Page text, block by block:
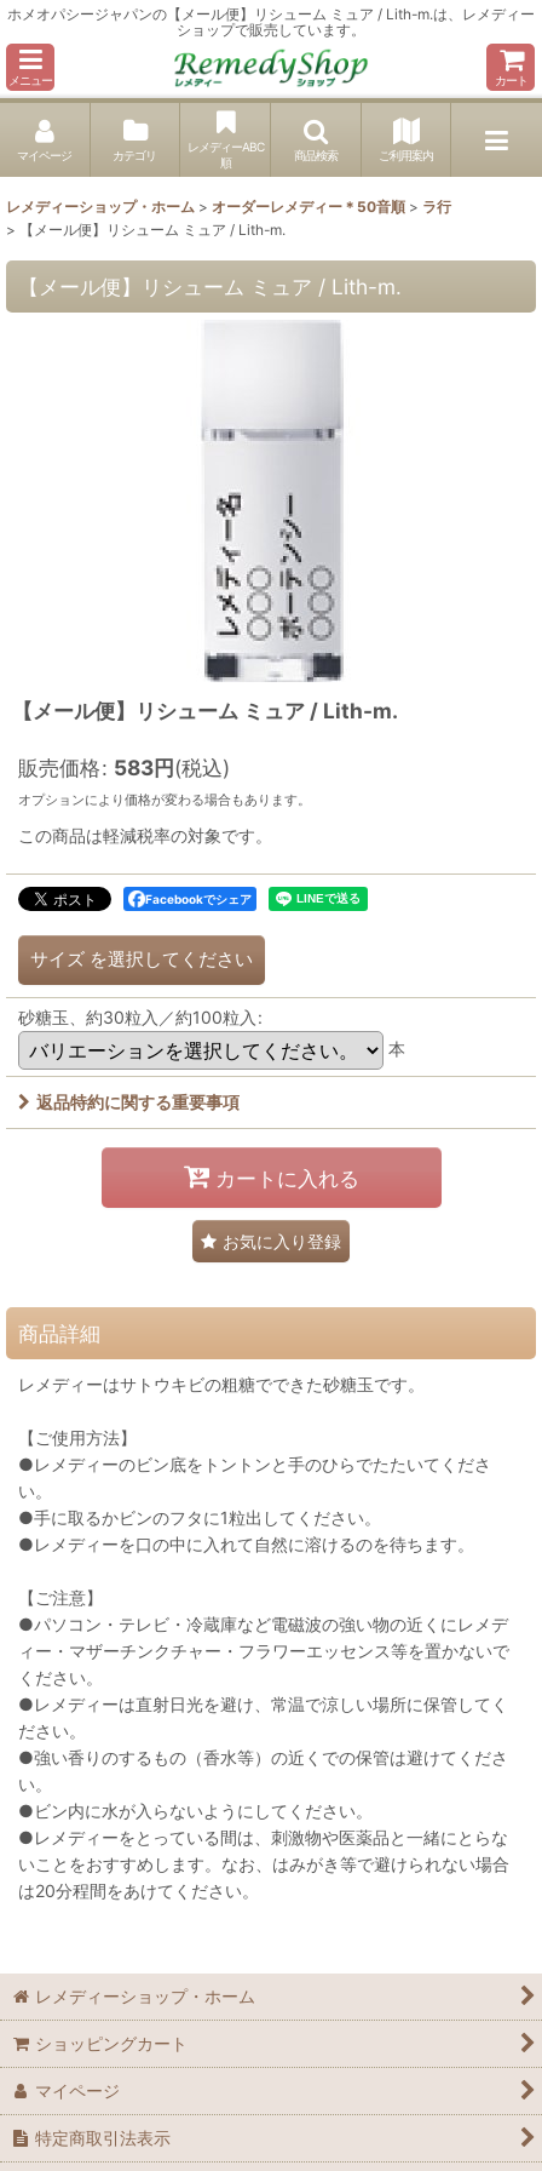
ホメオパシージャパンの【メール便】リシューム ミュア / Lith-m.は、レメディー
ショップで販売しています。
メニュー カート
マイページ カテゴリ
レメディーABC
順
商品検索 ご利用案内
レメディーショップ・ホーム > オーダーレメディー＊50音順 > ラ行
>
【メール便】リシューム ミュア / Lith-m.
【メール便】リシューム ミュア / Lith-m.
【メール便】リシューム ミュア / Lith-m.
販売価格: 583円(税込)
オプションにより価格が変わる場合もあります。
この商品は軽減税率の対象です。
Facebookでシェア
サイズ を選択してください
砂糖玉、約30粒入／約100粒入 :
本
返品特約に関する重要事項
カートに入れる
お気に入り登録
商品詳細
レメディーはサトウキビの粗糖でできた砂糖玉です。
【ご使用方法】
●レメディーのビン底をトントンと手のひらでたたいてくださ
い。
●手に取るかビンのフタに1粒出してください。
●レメディーを口の中に入れて自然に溶けるのを待ちます。
【ご注意】
●パソコン・テレビ・冷蔵庫など電磁波の強い物の近くにレメデ
ィー・マザーチンクチャー・フラワーエッセンス等を置かないで
ください。
●レメディーは直射日光を避け、常温で涼しい場所に保管してく
ださい。
●強い香りのするもの（香水等）の近くでの保管は避けてくださ
い。
●ビン内に水が入らないようにしてください。
●レメディーをとっている間は、刺激物や医薬品と一緒にとらな
いことをおすすめします。なお、はみがき等で避けられない場合
は20分程間をあけてください。
レメディーショップ・ホーム
ショッピングカート
マイページ
特定商取引法表示